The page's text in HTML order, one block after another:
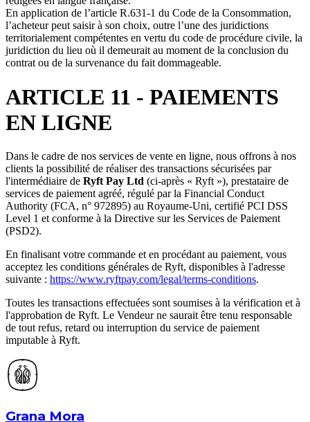
En application de l’article R.631-1 du Code de la Consommation,
l’acheteur peut saisir à son choix, outre l’une des juridictions
territorialement compétentes en vertu du code de procédure civile, la
juridiction du lieu où il demeurait au moment de la conclusion du
contrat ou de la survenance du fait dommageable.
ARTICLE 11 - PAIEMENTS
EN LIGNE
Dans le cadre de nos services de vente en ligne, nous offrons à nos
clients la possibilité de réaliser des transactions sécurisées par
l'intermédiaire de Ryft Pay Ltd (ci-après « Ryft »), prestataire de
services de paiement agréé, régulé par la Financial Conduct
Authority (FCA, n° 972895) au Royaume-Uni, certifié PCI DSS
Level 1 et conforme à la Directive sur les Services de Paiement
(PSD2).
En finalisant votre commande et en procédant au paiement, vous
acceptez les conditions générales de Ryft, disponibles à l'adresse
suivante : https://www.ryftpay.com/legal/terms-conditions.
Toutes les transactions effectuées sont soumises à la vérification et à
l'approbation de Ryft. Le Vendeur ne saurait être tenu responsable
de tout refus, retard ou interruption du service de paiement
imputable à Ryft.
Grana Mora